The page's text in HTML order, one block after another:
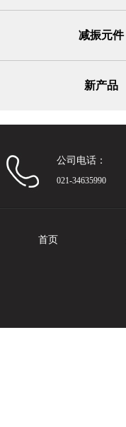
减振元件
新产品
公司电话：
021-34635990
首页